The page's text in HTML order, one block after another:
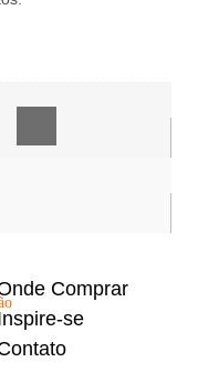
inteligentes
Comprar
se